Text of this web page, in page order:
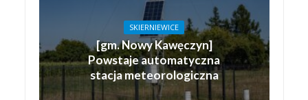
SKIERNIEWICE
[gm. Nowy Kawęczyn]
Powstaje automatyczna
stacja meteorologiczna